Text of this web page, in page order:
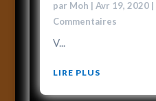
par Moh | Avr 19, 2020|
Commentaires
V...
LIRE PLUS